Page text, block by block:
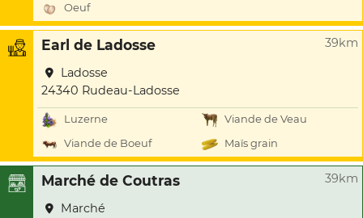
Oeuf
Earl de Ladosse 39km
Ladosse
24340 Rudeau-Ladosse
Luzerne
Viande de Veau
Viande de Boeuf
Maïs grain
Marché de Coutras 39km
Marché